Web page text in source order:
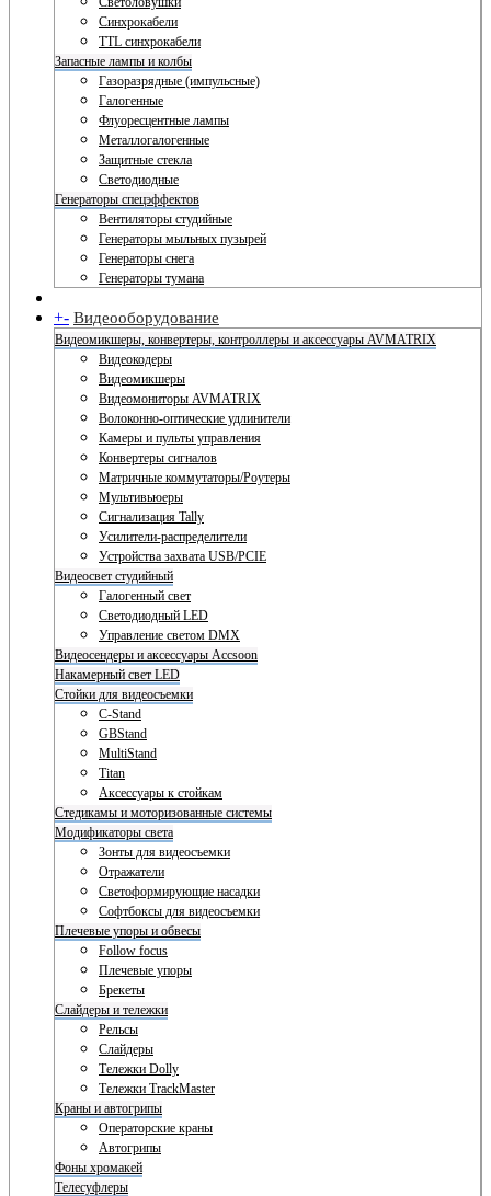
Синхрокабели
TTL синхрокабели
Запасные лампы и колбы
Газоразрядные (импульсные)
Галогенные
Флуоресцентные лампы
Металлогалогенные
Защитные стекла
Светодиодные
Генераторы спецэффектов
Вентиляторы студийные
Генераторы мыльных пузырей
Генераторы снега
Генераторы тумана
+- Видеооборудование
Видеомикшеры, конвертеры, контроллеры и аксессуары AVMATRIX
Видеокодеры
Видеомикшеры
Видеомониторы AVMATRIX
Волоконно-оптические удлинители
Камеры и пульты управления
Конвертеры сигналов
Матричные коммутаторы/Роутеры
Мультивьюеры
Сигнализация Tally
Усилители-распределители
Устройства захвата USB/PCIE
Видеосвет студийный
Галогенный свет
Светодиодный LED
Управление светом DMX
Видеосендеры и аксессуары Accsoon
Накамерный свет LED
Стойки для видеосъемки
C-Stand
GBStand
MultiStand
Titan
Аксессуары к стойкам
Стедикамы и моторизованные системы
Модификаторы света
Зонты для видеосъемки
Отражатели
Светоформирующие насадки
Софтбоксы для видеосъемки
Плечевые упоры и обвесы
Follow focus
Плечевые упоры
Брекеты
Слайдеры и тележки
Рельсы
Слайдеры
Тележки Dolly
Тележки TrackMaster
Краны и автогрипы
Операторские краны
Автогрипы
Фоны хромакей
Телесуфлеры